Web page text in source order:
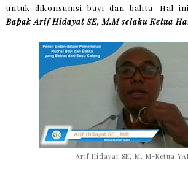
untuk dikonsumsi bayi dan balita. Hal
Bapak Arif Hidayat SE, M.M selaku Ketua
Arif Hidayat SE, M. M-Ketua